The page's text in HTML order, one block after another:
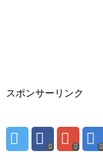
スポンサーリンク